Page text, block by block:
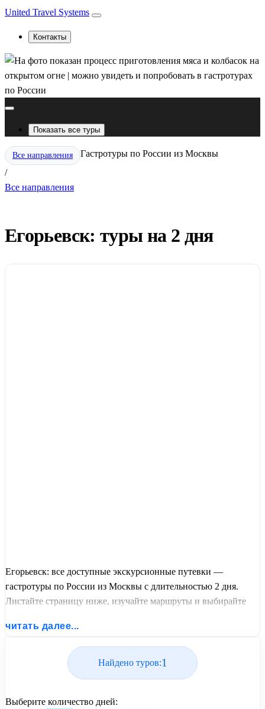
United Travel Systems
Контакты
Показать все туры
Все направления
/
Гастротуры по России из Москвы
Все направления
Егорьевск: туры на 2 дня
Егорьевск: все доступные экскурсионные путевки —
гастротуры по России из Москвы с длительностью 2 дня.
Листайте страницу ниже, изучайте маршруты и выбирайте
предложений от United Travel Systems.
читать далее...
Найдено туров:1
Выберите количество дней: